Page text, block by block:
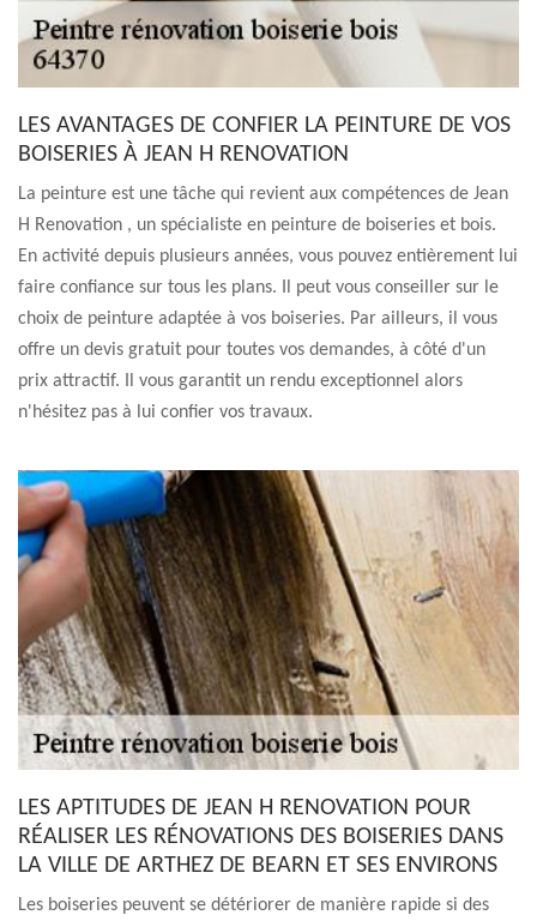
LES AVANTAGES DE CONFIER LA PEINTURE DE VOS
BOISERIES À JEAN H RENOVATION
La peinture est une tâche qui revient aux compétences de Jean
H Renovation , un spécialiste en peinture de boiseries et bois.
En activité depuis plusieurs années, vous pouvez entièrement lui
faire confiance sur tous les plans. Il peut vous conseiller sur le
choix de peinture adaptée à vos boiseries. Par ailleurs, il vous
offre un devis gratuit pour toutes vos demandes, à côté d'un
prix attractif. Il vous garantit un rendu exceptionnel alors
n'hésitez pas à lui confier vos travaux.
LES APTITUDES DE JEAN H RENOVATION POUR
RÉALISER LES RÉNOVATIONS DES BOISERIES DANS
LA VILLE DE ARTHEZ DE BEARN ET SES ENVIRONS
Les boiseries peuvent se détériorer de manière rapide si des